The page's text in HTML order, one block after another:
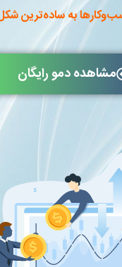
به ساده‌ترین
مشاهده دمو رایگان